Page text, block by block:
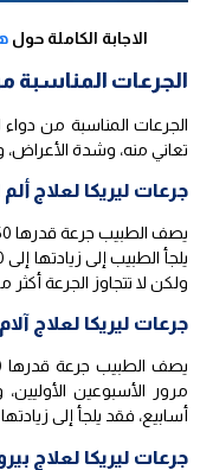
الاجابة الكاملة حول
الجرعات المناسبة
الجرعات المناسبة من دواء
تعاني منه، وشدة
جرعات ليريكا لعلاج
ولكن لا تتجاوز الجرعة أكثر من 300
جرعات ليريكا لعلاج
أسابيع، فقد يلجأ إلى زيادتها حتى
جرعات ليريكا لعلاج